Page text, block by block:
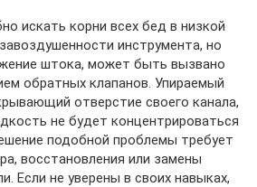
искать корни всех бед в низкой
инструмента, но
штока, может быть вызвано
обратных клапанов. Упираемый
отверстие своего канала,
не будет концентрироваться
подобной проблемы требует
восстановления или замены
Если не уверены в своих навыках,